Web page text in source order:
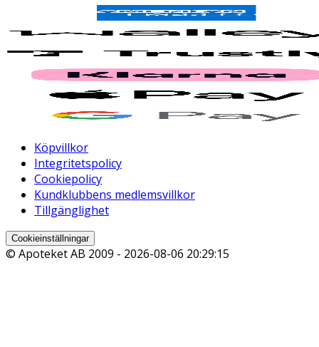
Köpvillkor
Integritetspolicy
Cookiepolicy
Kundklubbens medlemsvillkor
Tillgänglighet
Cookieinställningar
© Apoteket AB 2009 - 2026-08-06 20:29:15